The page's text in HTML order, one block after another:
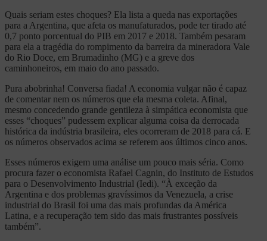
Quais seriam estes choques? Ela lista a queda nas exportações
para a Argentina, que afeta os manufaturados, pode ter tirado até
0,7 ponto porcentual do PIB em 2017 e 2018. Também pesaram
para ela a tragédia do rompimento da barreira da mineradora Vale
do Rio Doce, em Brumadinho (MG) e a greve dos
caminhoneiros, em maio do ano passado.
Pura abobrinha! Conversa fiada! A economia vulgar não é capaz
de comentar nem os números que ela mesma coleta. Afinal,
mesmo concedendo grande gentileza à simpática economista que
esses “choques” pudessem explicar alguma coisa da derrocada
histórica da indústria brasileira, eles ocorreram de 2018 para cá. E
os números observados acima se referem aos últimos cinco anos.
Esses números exigem uma análise um pouco mais séria. Como
procura fazer o economista Rafael Cagnin, do Instituto de Estudos
para o Desenvolvimento Industrial (Iedi). “À exceção da
Argentina e dos problemas gravíssimos da Venezuela, a crise
industrial do Brasil foi uma das mais profundas da América
Latina, e a recuperação tem sido das mais frustrantes possíveis
também”.